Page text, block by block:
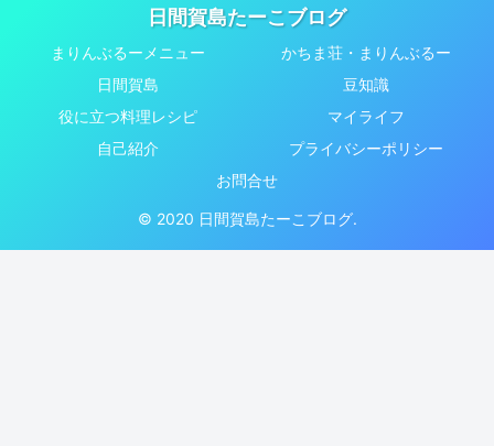
日間賀島たーこブログ
まりんぶるーメニュー
かちま荘・まりんぶるー
日間賀島
豆知識
役に立つ料理レシピ
マイライフ
自己紹介
プライバシーポリシー
お問合せ
© 2020 日間賀島たーこブログ.